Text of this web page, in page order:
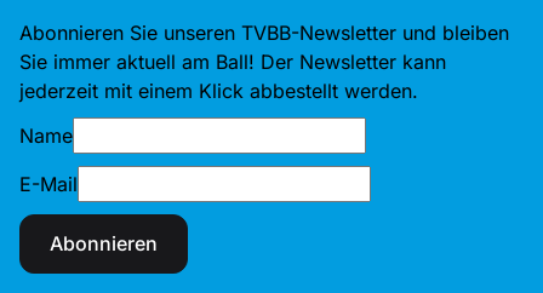
Abonnieren Sie unseren TVBB-Newsletter und bleiben
Sie immer aktuell am Ball! Der Newsletter kann
jederzeit mit einem Klick abbestellt werden.
Name
E-Mail
Abonnieren